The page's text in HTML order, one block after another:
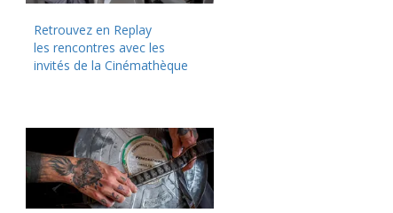
Retrouvez en Replay
les rencontres avec les
invités de la Cinémathèque